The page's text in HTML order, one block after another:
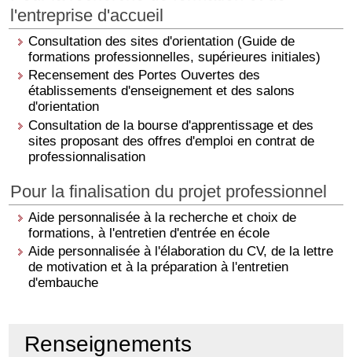
l'entreprise d'accueil
Consultation des sites d'orientation (Guide de
formations professionnelles, supérieures initiales)
Recensement des Portes Ouvertes des
établissements d'enseignement et des salons
d'orientation
Consultation de la bourse d'apprentissage et des
sites proposant des offres d'emploi en contrat de
professionnalisation
Pour la finalisation du projet professionnel
Aide personnalisée à la recherche et choix de
formations, à l'entretien d'entrée en école
Aide personnalisée à l'élaboration du CV, de la lettre
de motivation et à la préparation à l'entretien
d'embauche
Renseignements